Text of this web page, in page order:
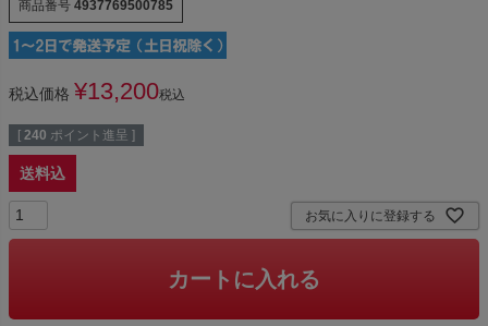
商品番号 4937769500785
税込価格 ¥13,200税込
[ 240 ポイント進呈 ]
送料込
お気に入りに登録する
カートに入れる